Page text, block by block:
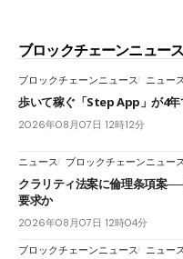
ブロックチェーンニュース
ブロックチェーンニュース ニュー
歩いて稼ぐ「Step App」が4
2026年08月07日 12時12分
ニュース ブロックチェーンニュー
クラリティ法案に倫理条項案
要求か
2026年08月07日 12時04分
ブロックチェーンニュース ニュー